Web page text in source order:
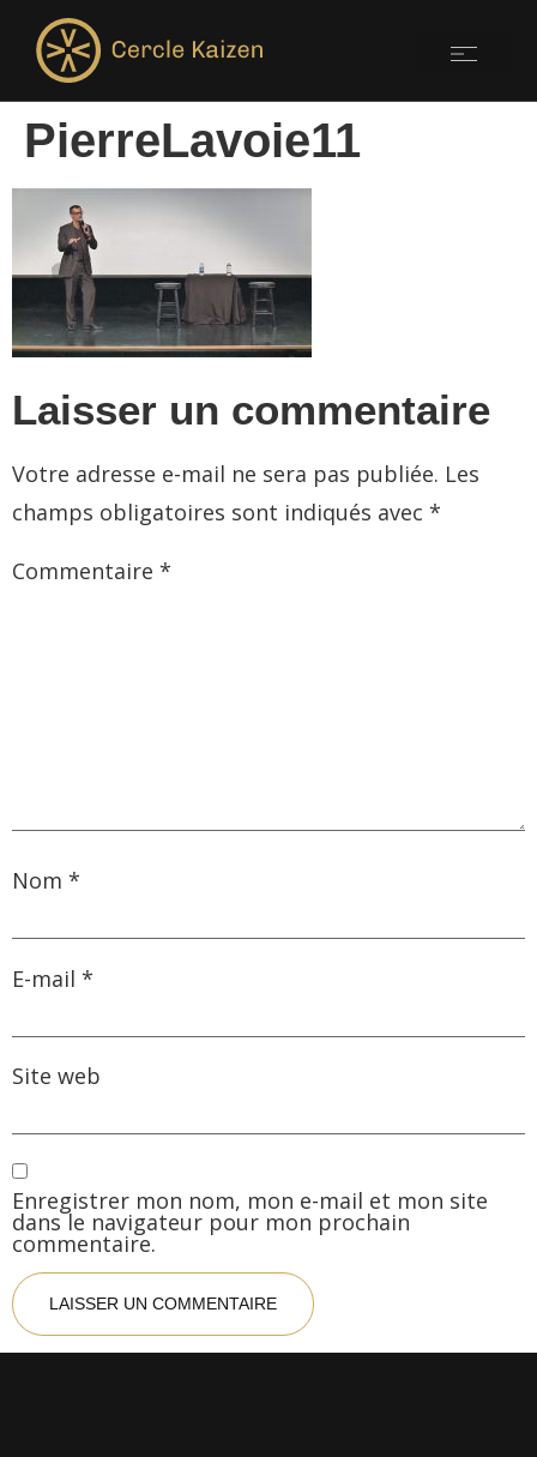
PierreLavoie11
Laisser un commentaire
Votre adresse e-mail ne sera pas publiée. Les
champs obligatoires sont indiqués avec *
Commentaire *
Nom *
E-mail *
Site web
Enregistrer mon nom, mon e-mail et mon site
dans le navigateur pour mon prochain
commentaire.